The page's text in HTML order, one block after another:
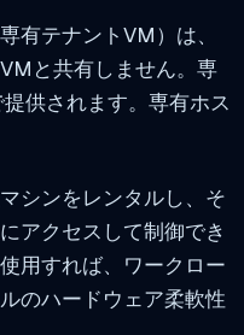
有テナントVM）は、
と共有しません。専
供されます。専有ホス
シンをレンタルし、そ
アクセスして制御でき
用すれば、ワークロー
のハードウェア柔軟性